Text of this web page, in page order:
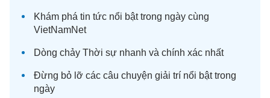
Khám phá tin tức nổi bật trong ngày cùng
VietNamNet
Dòng chảy Thời sự nhanh và chính xác nhất
Đừng bỏ lỡ các câu chuyện giải trí nổi bật trong
ngày